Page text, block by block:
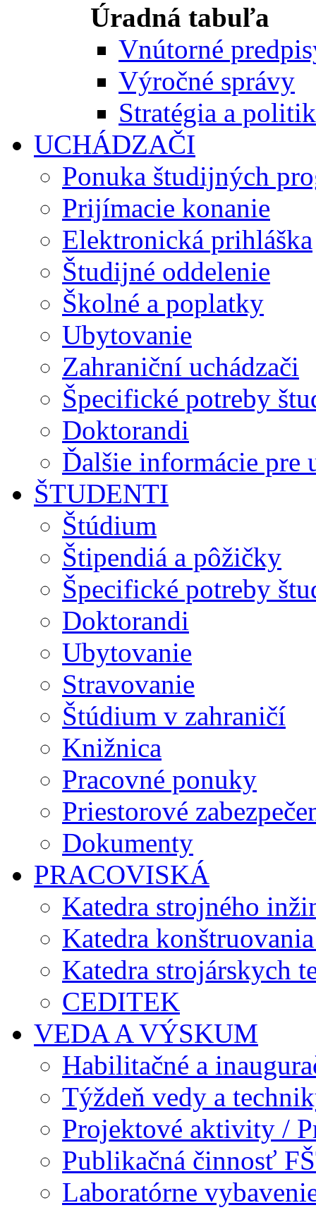
Úradná tabuľa
Vnútorné
Výročné správy
Stratégia a
UCHÁDZAČI
Ponuka študijných
Prijímacie konanie
Elektronická prihláška
Študijné oddelenie
Školné a poplatky
Ubytovanie
Zahraniční uchádzači
Špecifické potreby
Doktorandi
Ďalšie informácie pre
ŠTUDENTI
Štúdium
Štipendiá a pôžičky
Špecifické potreby
Doktorandi
Ubytovanie
Stravovanie
Štúdium v zahraničí
Knižnica
Pracovné ponuky
Priestorové
Dokumenty
PRACOVISKÁ
Katedra strojného
Katedra
Katedra strojárskych
CEDITEK
VEDA A VÝSKUM
Habilitačné a
Týždeň vedy a
Projektové aktivity /
Publikačná činnosť
Laboratórne